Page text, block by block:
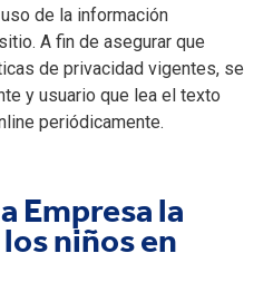
de la información
A fin de asegurar que
de privacidad vigentes, se
y usuario que lea el texto
periódicamente.
Empresa la
niños en